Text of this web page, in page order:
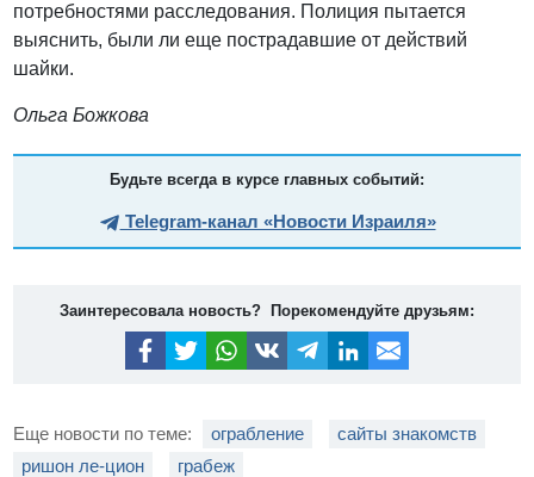
потребностями расследования. Полиция пытается
выяснить, были ли еще пострадавшие от действий
шайки.
Ольга Божкова
Будьте всегда в курсе главных событий:
Telegram-канал «Новости Израиля»
Заинтересовала новость? Порекомендуйте друзьям:
Еще новости по теме: ограбление
сайты знакомств
ришон ле-цион
грабеж